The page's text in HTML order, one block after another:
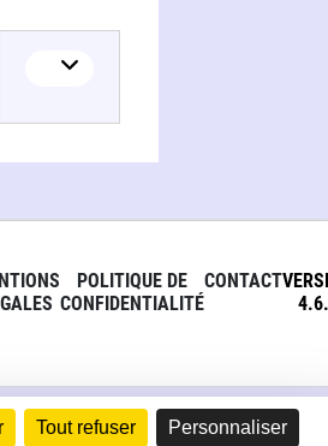
Tout refuser Personnaliser
POLITIQUE DE
CONFIDENTIALITÉ
CONTACT